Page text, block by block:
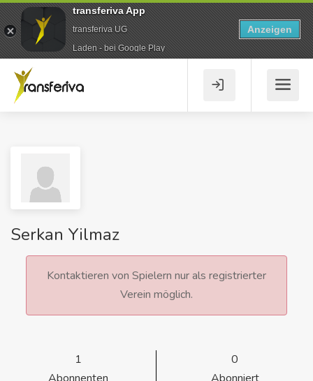
Serkan Yilmaz
Kontaktieren von Spielern nur als registrierter
Verein möglich.
1
0
transferiva App
transferiva UG
Laden - bei Google Play
Anzeigen